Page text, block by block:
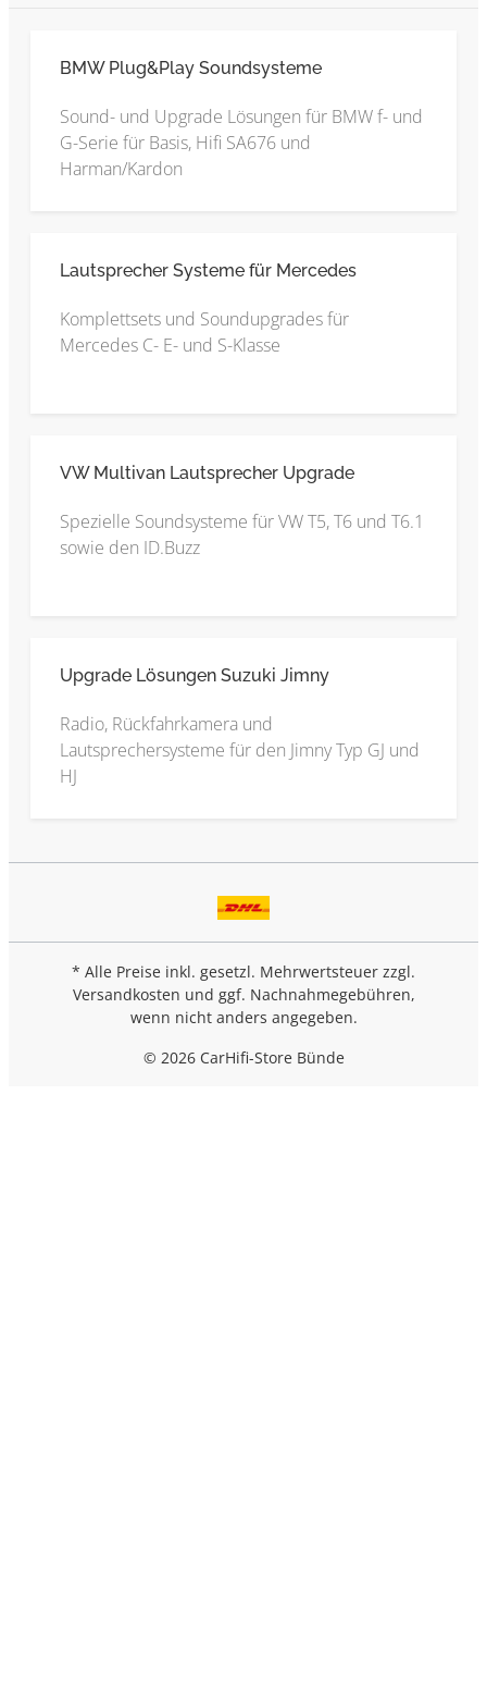
BMW Plug&Play Soundsysteme
Sound- und Upgrade Lösungen für BMW f- und
G-Serie für Basis, Hifi SA676 und
Harman/Kardon
Lautsprecher Systeme für Mercedes
Komplettsets und Soundupgrades für
Mercedes C- E- und S-Klasse
VW Multivan Lautsprecher Upgrade
Spezielle Soundsysteme für VW T5, T6 und T6.1
sowie den ID.Buzz
Upgrade Lösungen Suzuki Jimny
Radio, Rückfahrkamera und
Lautsprechersysteme für den Jimny Typ GJ und
HJ
* Alle Preise inkl. gesetzl. Mehrwertsteuer zzgl.
Versandkosten und ggf. Nachnahmegebühren,
wenn nicht anders angegeben.
© 2026 CarHifi-Store Bünde